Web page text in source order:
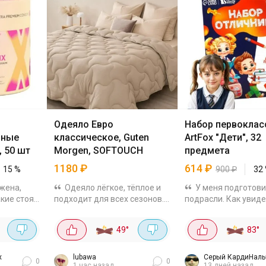
50 шт
15 %
стоят
банан,
0
Одеяло Евро
классическое, Guten
Morgen, SOFTOUCH
1180₽
Одеяло лёгкое, тёплое и
подходит для всех сезонов.
наполнителем холлофайбер,
плотность 200 г/кв.м, размер
49°
lubawa
0
Набор
ArtFox "Дети", 32
предмета
614₽ 900₽ 32
У меня
подрасли. Как
хорошая 614₽ - в
900. Думаю по
Посмотрел, вроде
83°
Серый